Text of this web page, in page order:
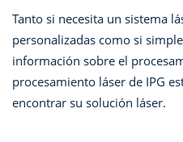
Tanto si necesita un sistema
personalizadas como si
información sobre el
procesamiento láser de IPG
encontrar su solución láser.